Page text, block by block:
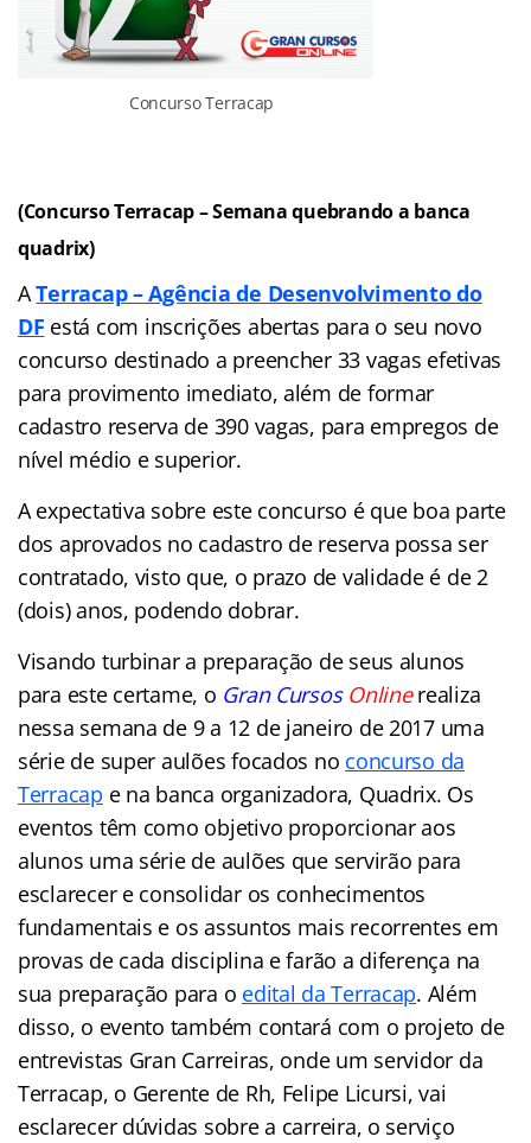
Concurso Terracap
(Concurso Terracap – Semana quebrando a banca
quadrix)
ATerracap – Agência de Desenvolvimento do
DF está com inscrições abertas para o seu novo
concurso destinado a preencher 33 vagas efetivas
para provimento imediato, além de formar
cadastro reserva de 390 vagas, para empregos de
nível médio e superior.
A expectativa sobre este concurso é que boa parte
dos aprovados no cadastro de reserva possa ser
contratado, visto que, o prazo de validade é de 2
(dois) anos, podendo dobrar.
Visando turbinar a preparação de seus alunos
para este certame, o Gran Cursos Onlinerealiza
nessa semana de 9 a 12 de janeiro de 2017 uma
série de super aulões focados no concurso da
Terracap e na banca organizadora, Quadrix. Os
eventos têm como objetivo proporcionar aos
alunos uma série de aulões que servirão para
esclarecer e consolidar os conhecimentos
fundamentais e os assuntos mais recorrentes em
provas de cada disciplina e farão a diferença na
sua preparação para o edital da Terracap. Além
disso, o evento também contará com o projeto de
entrevistas Gran Carreiras, onde um servidor da
Terracap, o Gerente de Rh, Felipe Licursi, vai
esclarecer dúvidas sobre a carreira, o serviço